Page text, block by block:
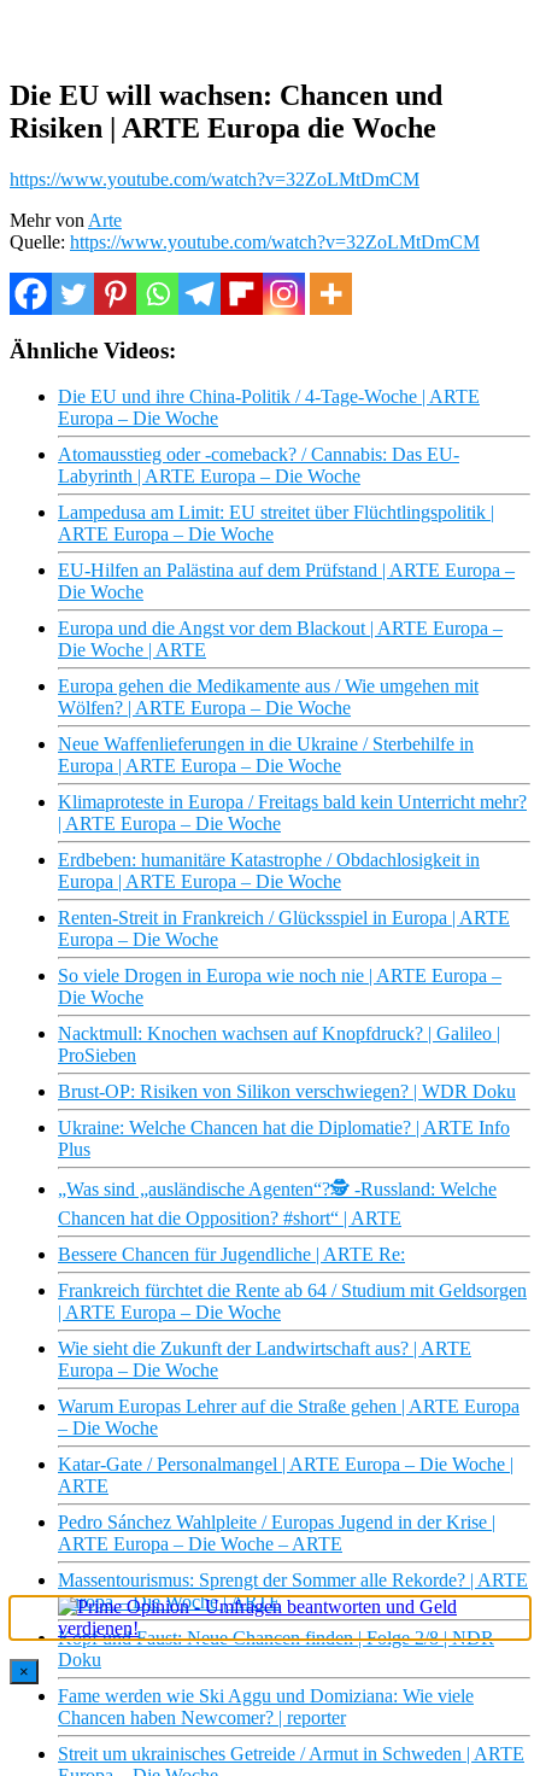
Die EU will wachsen: Chancen und
Risiken | ARTE Europa die Woche
https://www.youtube.com/watch?v=32ZoLMtDmCM
Mehr von Arte
Quelle: https://www.youtube.com/watch?v=32ZoLMtDmCM
Ähnliche Videos:
Die EU und ihre China-Politik / 4-Tage-Woche | ARTE
Europa – Die Woche
Atomausstieg oder -comeback? / Cannabis: Das EU-
Labyrinth | ARTE Europa – Die Woche
Lampedusa am Limit: EU streitet über Flüchtlingspolitik |
ARTE Europa – Die Woche
EU-Hilfen an Palästina auf dem Prüfstand | ARTE Europa –
Die Woche
Europa und die Angst vor dem Blackout | ARTE Europa –
Die Woche | ARTE
Europa gehen die Medikamente aus / Wie umgehen mit
Wölfen? | ARTE Europa – Die Woche
Neue Waffenlieferungen in die Ukraine / Sterbehilfe in
Europa | ARTE Europa – Die Woche
Klimaproteste in Europa / Freitags bald kein Unterricht mehr?
| ARTE Europa – Die Woche
Erdbeben: humanitäre Katastrophe / Obdachlosigkeit in
Europa | ARTE Europa – Die Woche
Renten-Streit in Frankreich / Glücksspiel in Europa | ARTE
Europa – Die Woche
So viele Drogen in Europa wie noch nie | ARTE Europa –
Die Woche
Nacktmull: Knochen wachsen auf Knopfdruck? | Galileo |
ProSieben
Brust-OP: Risiken von Silikon verschwiegen? | WDR Doku
Ukraine: Welche Chancen hat die Diplomatie? | ARTE Info
Plus
„Was sind „ausländische Agenten“?🕵️ -Russland: Welche
Chancen hat die Opposition? #short“ | ARTE
Bessere Chancen für Jugendliche | ARTE Re:
Frankreich fürchtet die Rente ab 64 / Studium mit Geldsorgen
| ARTE Europa – Die Woche
Wie sieht die Zukunft der Landwirtschaft aus? | ARTE
Europa – Die Woche
Warum Europas Lehrer auf die Straße gehen | ARTE Europa
– Die Woche
Katar-Gate / Personalmangel | ARTE Europa – Die Woche |
ARTE
Pedro Sánchez Wahlpleite / Europas Jugend in der Krise |
ARTE Europa – Die Woche – ARTE
Massentourismus: Sprengt der Sommer alle Rekorde? | ARTE
Europa – Die Woche | ARTE
Kopf und Faust: Neue Chancen finden | Folge 2/8 | NDR
Doku
Fame werden wie Ski Aggu und Domiziana: Wie viele
Chancen haben Newcomer? | reporter
Streit um ukrainisches Getreide / Armut in Schweden | ARTE
×